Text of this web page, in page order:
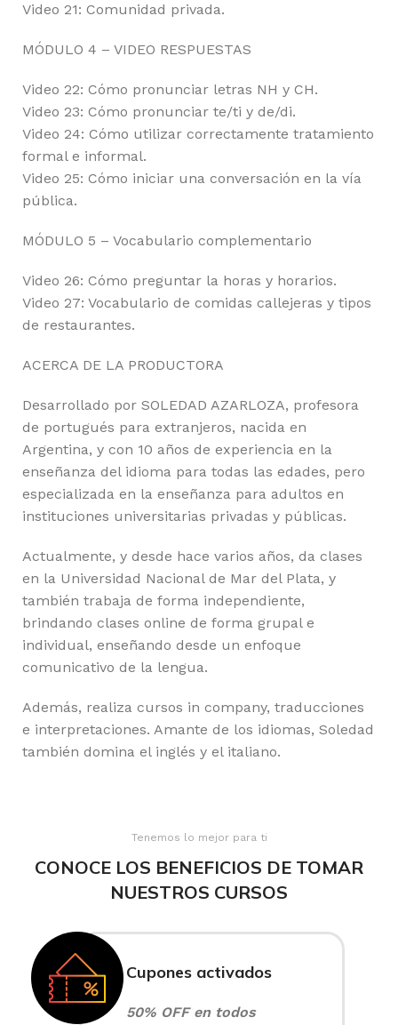
Video 21: Comunidad privada.
MÓDULO 4 – VIDEO RESPUESTAS
Video 22: Cómo pronunciar letras NH y CH.
Video 23: Cómo pronunciar te/ti y de/di.
Video 24: Cómo utilizar correctamente tratamiento
formal e informal.
Video 25: Cómo iniciar una conversación en la vía
pública.
MÓDULO 5 – Vocabulario complementario
Video 26: Cómo preguntar la horas y horarios.
Video 27: Vocabulario de comidas callejeras y tipos
de restaurantes.
ACERCA DE LA PRODUCTORA
Desarrollado por SOLEDAD AZARLOZA, profesora
de portugués para extranjeros, nacida en
Argentina, y con 10 años de experiencia en la
enseñanza del idioma para todas las edades, pero
especializada en la enseñanza para adultos en
instituciones universitarias privadas y públicas.
Actualmente, y desde hace varios años, da clases
en la Universidad Nacional de Mar del Plata, y
también trabaja de forma independiente,
brindando clases online de forma grupal e
individual, enseñando desde un enfoque
comunicativo de la lengua.
Además, realiza cursos in company, traducciones
e interpretaciones. Amante de los idiomas, Soledad
también domina el inglés y el italiano.
Tenemos lo mejor para ti
CONOCE LOS BENEFICIOS DE TOMAR
NUESTROS CURSOS
Cupones activados
50% OFF en todos